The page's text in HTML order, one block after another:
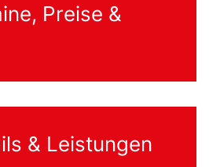
Preise &
& Leistungen